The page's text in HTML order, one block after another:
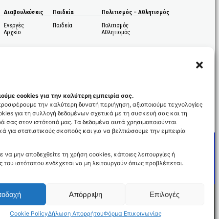
cookies για την καλύτερη εμπειρία σας.
την καλύτερη δυνατή περιήγηση, αξιοποιούμε τεχνολογίες
για τη συλλογή δεδομένων σχετικά με τη συσκευή σας και τη
σας στον ιστότοπό μας. Τα δεδομένα αυτά χρησιμοποιούνται
για στατιστικούς σκοπούς και για να βελτιώσουμε την εμπειρία
να μην αποδεχθείτε τη χρήση cookies, κάποιες λειτουργίες ή
του ιστότοπου ενδέχεται να μη λειτουργούν όπως προβλέπεται.
Απόρριψη Επιλογές
Cookie PolicyΔήλωση ΑπορρήτουΦόρμα Επικοινωνίας
Διαβουλεύσεις
Ενεργές
Αρχείο
Παιδεία
Παιδεία
Πολιτισμός – Αθλητισμός
Πολιτισμός
Αθλητισμός